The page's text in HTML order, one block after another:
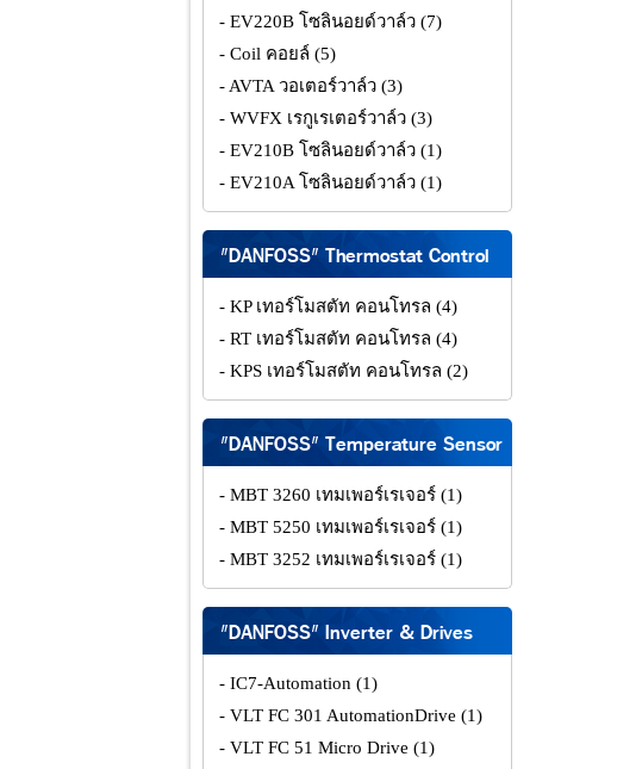
- EV220B โซลินอยด์วาล์ว (7)
- Coil คอยล์ (5)
- AVTA วอเตอร์วาล์ว (3)
- WVFX เรกูเรเตอร์วาล์ว (3)
- EV210B โซลินอยด์วาล์ว (1)
- EV210A โซลินอยด์วาล์ว (1)
"DANFOSS" Thermostat Control
- KP เทอร์โมสตัท คอนโทรล (4)
- RT เทอร์โมสตัท คอนโทรล (4)
- KPS เทอร์โมสตัท คอนโทรล (2)
"DANFOSS" Temperature Sensor
- MBT 3260 เทมเพอร์เรเจอร์ (1)
- MBT 5250 เทมเพอร์เรเจอร์ (1)
- MBT 3252 เทมเพอร์เรเจอร์ (1)
"DANFOSS" Inverter & Drives
- IC7-Automation (1)
- VLT FC 301 AutomationDrive (1)
- VLT FC 51 Micro Drive (1)